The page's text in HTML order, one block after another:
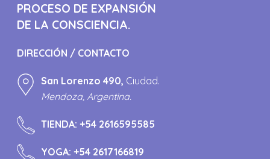
PROCESO DE EXPANSIÓN
DE LA CONSCIENCIA.
DIRECCIÓN / CONTACTO
San Lorenzo 490, Ciudad.
Mendoza, Argentina.
TIENDA:+54 2616595585
YOGA:+54 2617166819